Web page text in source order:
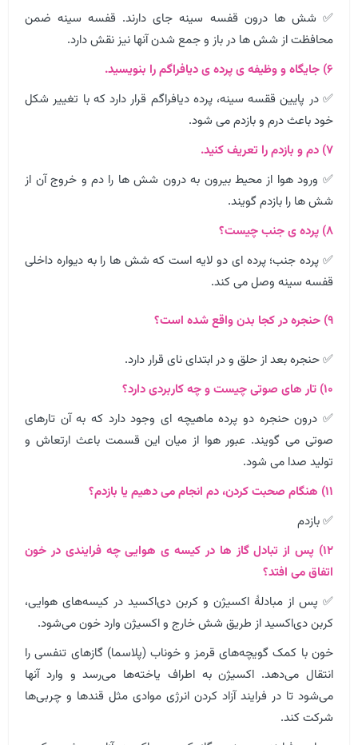
✅ شش ها درون قفسه سینه جای دارند. قفسه سینه ضمن
محافظت از شش ها در باز و جمع شدن آنها نیز نقش دارد.
۶) جایگاه و وظیفه ی پرده ی دیافراگم را بنویسید.
✅ در پایین ققسه سینه، پرده دیافراگم قرار دارد که با تغییر شکل
خود باعث درم و بازدم می شود.
۷) دم و بازدم را تعریف کنید.
✅ ورود هوا از محیط بیرون به درون شش ها را دم و خروج آن از
شش ها را بازدم گویند.
۸) پرده ی جنب چیست؟
✅ پرده جنب؛ پرده ای دو لایه است که شش ها را به دیواره داخلی
قفسه سینه وصل می کند.
۹) حنجره در کجا بدن واقع شده است؟
✅ حنجره بعد از حلق و در ابتدای نای قرار دارد.
۱۰) تار های صوتی چیست و چه کاربردی دارد؟
✅ درون حنجره دو پرده ماهیچه ای وجود دارد که به آن تارهای
صوتی می گویند. عبور هوا از میان این قسمت باعث ارتعاش و
تولید صدا می شود.
۱۱) هنگام صحبت کردن، دم انجام می دهیم یا بازدم؟
✅ بازدم
۱۲) پس از تبادل گاز ها در کیسه ی هوایی چه فرایندی در خون
اتفاق می افتد؟
✅ پس از مبادلهٔ اکسیژن و کربن دی‌اکسید در کیسه‌های هوایی،
کربن دی‌اکسید از طریق شش خارج و اکسیژن وارد خون می‌شود.
خون با کمک گویچه‌های قرمز و خوناب (پلاسما) گازهای تنفسی را
انتقال می‌دهد. اکسیژن به اطراف یاخته‌ها می‌رسد و وارد آنها
می‌شود تا در فرایند آزاد کردن انرژی موادی مثل قندها و چربی‌ها
شرکت کند.